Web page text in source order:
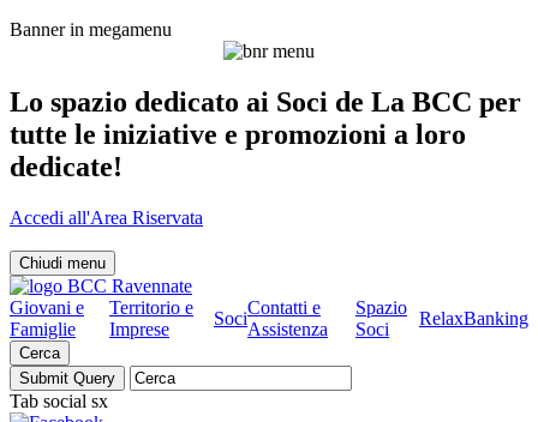
Banner in megamenu
Lo spazio dedicato ai Soci de La BCC per
tutte le iniziative e promozioni a loro
dedicate!
Accedi all'Area Riservata
Chiudi menu
Giovani e
Famiglie
Territorio e
Imprese
Soci
Contatti e
Assistenza
Spazio
Soci
RelaxBanking
Cerca
Tab social sx